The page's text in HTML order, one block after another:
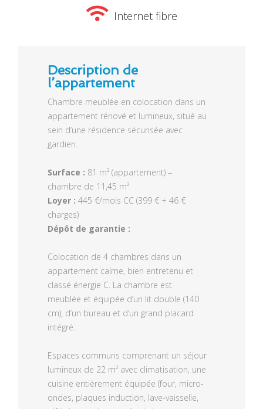
Internet fibre
Description de
l’appartement
Chambre meublée en colocation dans un
appartement rénové et lumineux, situé au
sein d’une résidence sécurisée avec
gardien.
Surface : 81 m² (appartement) –
Loyer : 445 €/mois CC (399 € + 46 €
Dépôt de garantie :
Colocation de 4 chambres dans un
appartement calme, bien entretenu et
classé énergie C. La chambre est
meublée et équipée d’un lit double (140
cm), d’un bureau et d’un grand placard
intégré.
Espaces communs comprenant un séjour
lumineux de 22 m² avec climatisation, une
cuisine entièrement équipée (four, micro-
ondes, plaques induction, lave-vaisselle,